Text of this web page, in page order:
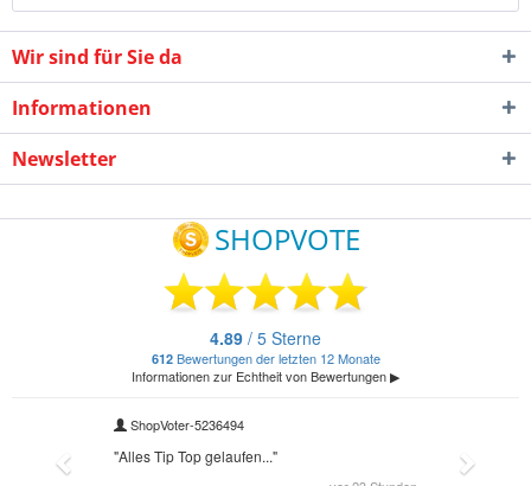
Wir sind für Sie da
Informationen
Newsletter